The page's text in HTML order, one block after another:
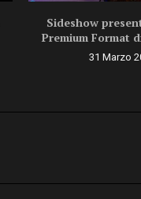
Sideshow
Premium Format
31 Marzo